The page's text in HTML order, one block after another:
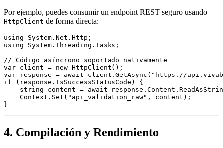
Por ejemplo, puedes consumir un endpoint REST seguro usando
HttpClient de forma directa:
using System.Net.Http;
using System.Threading.Tasks;
// Código asíncrono soportado nativamente
var client = new HttpClient();
var response = await client.GetAsync("https://
if (response.IsSuccessStatusCode) {
string content = await
    Context.Set("api_validation_raw", content);
4. Compilación y Rendimiento